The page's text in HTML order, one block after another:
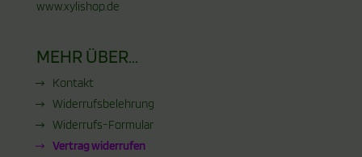
www.xylishop.de
MEHR ÜBER...
Kontakt
Widerrufsbelehrung
Widerrufs-Formular
Vertrag widerrufen